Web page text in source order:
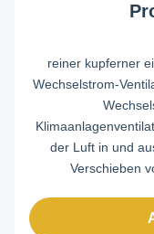
reiner kupferner
Wechselstrom-
der Luft in und
Verschieben